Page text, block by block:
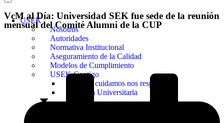
USEK
Nosotros
Autoridades
Normativa Institucional
Aseguramiento de la Calidad
Modelos de Cumplimiento
USEK Contigo
Nos cuidamos nos respetamos
Vida Universitaria
VcM al Día: Universidad SEK fue sede de la reunión
mensual del Comité Alumni de la CUP